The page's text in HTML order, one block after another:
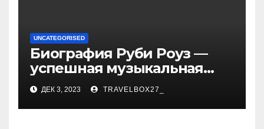
UNCATEGORISED
Биография Руби Роуз —
успешная музыкальная
карьера, личная жизнь и
знаковые достижения
ДЕК 3, 2023 TRAVELBOX27_